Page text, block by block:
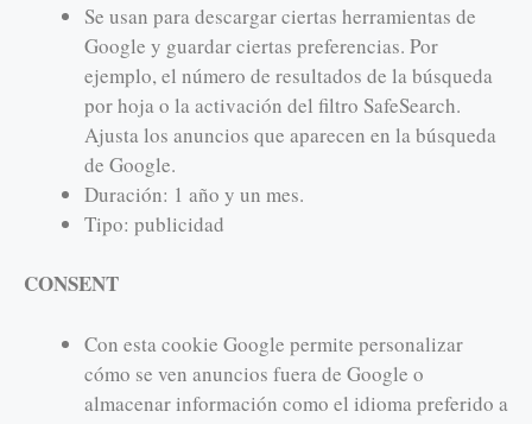
Se usan para descargar ciertas herramientas de
Google y guardar ciertas preferencias. Por
ejemplo, el número de resultados de la búsqueda
por hoja o la activación del filtro SafeSearch.
Ajusta los anuncios que aparecen en la búsqueda
de Google.
Duración: 1 año y un mes.
Tipo: publicidad
CONSENT
Con esta cookie Google permite personalizar
cómo se ven anuncios fuera de Google o
almacenar información como el idioma preferido a